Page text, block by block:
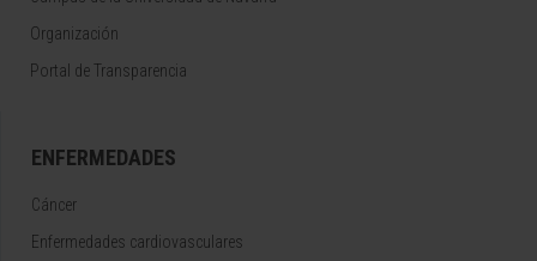
Organización
Portal de Transparencia
ENFERMEDADES
Cáncer
Enfermedades cardiovasculares